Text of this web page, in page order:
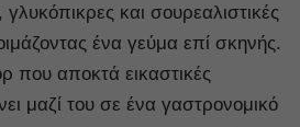
γλυκόπικρες και σουρεαλιστικές
ένα γεύμα επί σκηνής.
που αποκτά εικαστικές
μαζί του σε ένα γαστρονομικό